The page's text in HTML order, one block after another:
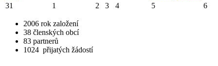
31 1 2 3 4 5 6
2006 rok založení
38 členských obcí
83 partnerů
1024 přijatých žádostí